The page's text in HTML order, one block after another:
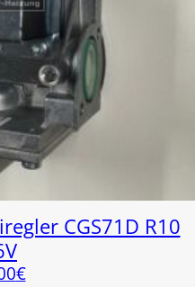
CGS71D R10
€